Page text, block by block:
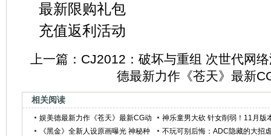
最新限购礼包
充值返利活动
上一篇： CJ2012：破坏与重组 次世代网
德最新力作《苍天》最新
相关阅读
娱美德最新力作《苍天》最新CG动
画赏
神乐童男大砍 针女削弱！11月版
平衡性改版一览
《黑金》全新人设原画曝光 神秘种
不玩可别后悔：ADC隐藏的大招